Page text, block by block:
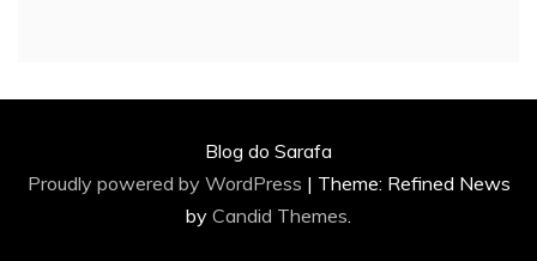
Blog do Sarafa
Proudly powered by WordPress | Theme: Refined News
by Candid Themes.